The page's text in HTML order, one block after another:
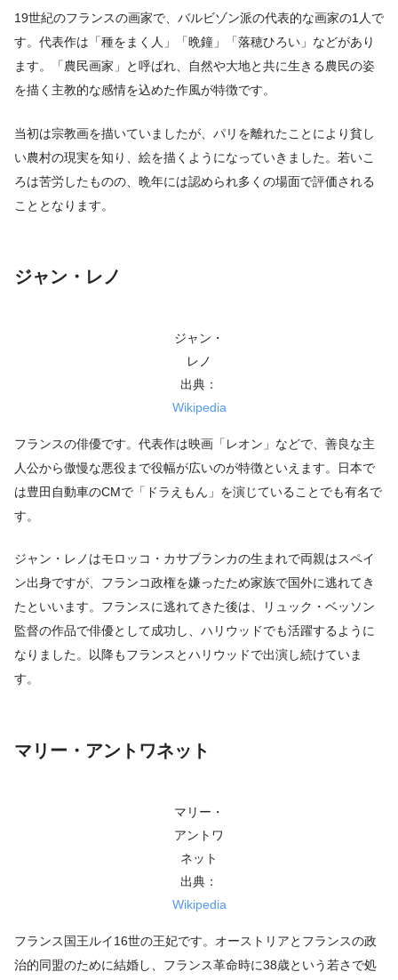
19世紀のフランスの画家で、バルビゾン派の代表的な画家の1人で
す。代表作は「種をまく人」「晩鐘」「落穂ひろい」などがあり
ます。「農民画家」と呼ばれ、自然や大地と共に生きる農民の姿
を描く主教的な感情を込めた作風が特徴です。
当初は宗教画を描いていましたが、パリを離れたことにより貧し
い農村の現実を知り、絵を描くようになっていきました。若いこ
ろは苦労したものの、晩年には認められ多くの場面で評価される
こととなります。
ジャン・レノ
ジャン・
レノ
出典：
Wikipedia
フランスの俳優です。代表作は映画「レオン」などで、善良な主
人公から傲慢な悪役まで役幅が広いのが特徴といえます。日本で
は豊田自動車のCMで「ドラえもん」を演じていることでも有名で
す。
ジャン・レノはモロッコ・カサブランカの生まれで両親はスペイ
ン出身ですが、フランコ政権を嫌ったため家族で国外に逃れてき
たといいます。フランスに逃れてきた後は、リュック・ベッソン
監督の作品で俳優として成功し、ハリウッドでも活躍するように
なりました。以降もフランスとハリウッドで出演し続けていま
す。
マリー・アントワネット
マリー・
アントワ
ネット
出典：
Wikipedia
フランス国王ルイ16世の王妃です。オーストリアとフランスの政
治的同盟のために結婚し、フランス革命時に38歳という若さで処